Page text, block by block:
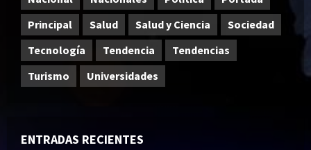
Principal
Salud Salud y Ciencia
Sociedad
Tecnología
Tendencia
Tendencias
Turismo
Universidades
ENTRADAS RECIENTES